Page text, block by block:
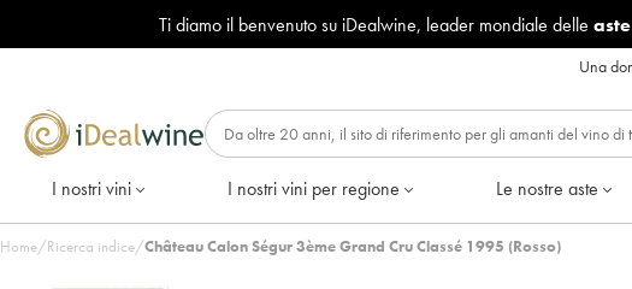
Ti diamo il benvenuto su iDealwine, leader mondiale delle
Una
I nostri vini I nostri vini per regione Le nostre aste
Home/Ricerca indice/Château Calon Ségur 3ème Grand Cru Classé 1995 (Rosso)